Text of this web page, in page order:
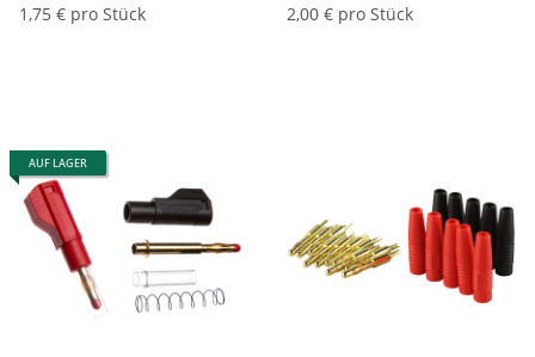
1,75 € pro Stück
2,00 € pro Stück
AUF LAGER